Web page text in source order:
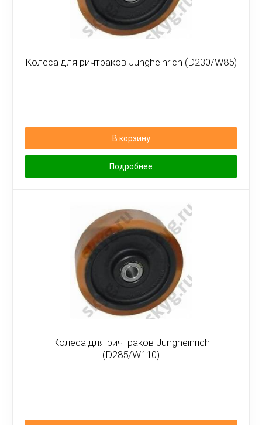
Колёса для ричтраков Jungheinrich (D230/W85)
В корзину
Подробнее
Колёса для ричтраков Jungheinrich
(D285/W110)